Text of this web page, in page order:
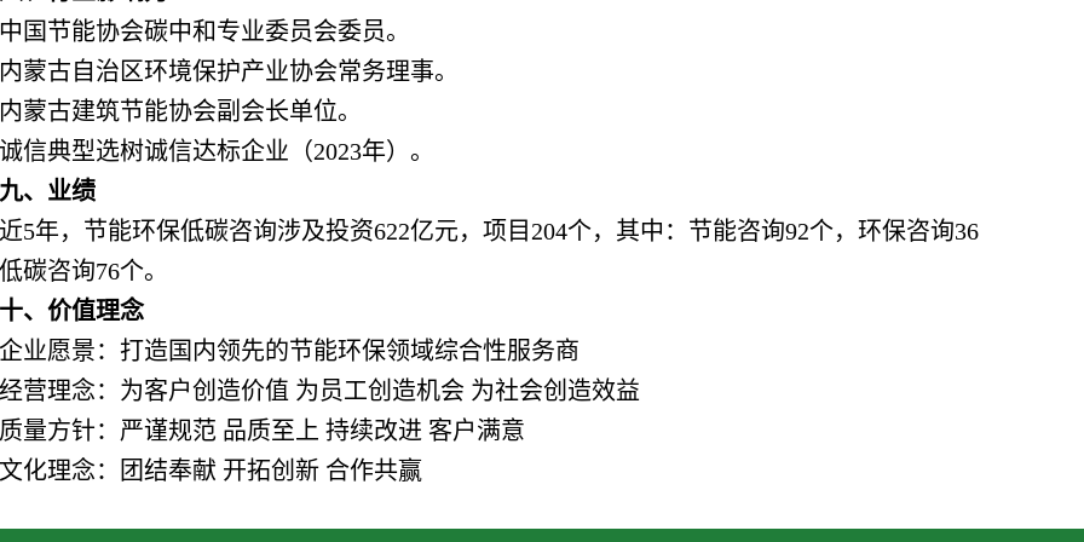
中国节能协会碳中和专业委员会委员。
内蒙古自治区环境保护产业协会常务理事。
内蒙古建筑节能协会副会长单位。
诚信典型选树诚信达标企业（2023年）。
九、业绩
近5年，节能环保低碳咨询涉及投资622亿元，项目204个，其中：节能咨询92个，环保咨询36
碳咨询76个。
十、价值理念
企业愿景：打造国内领先的节能环保领域综合性服务商
经营理念：为客户创造价值 为员工创造机会 为社会创造效益
质量方针：严谨规范 品质至上 持续改进 客户满意
文化理念：团结奉献 开拓创新 合作共赢